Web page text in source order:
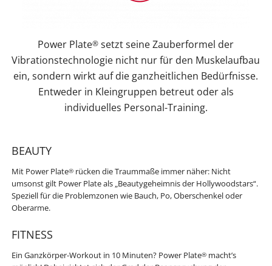
Power Plate® setzt seine Zauberformel der
Vibrationstechnologie nicht nur für den Muskelaufbau
ein, sondern wirkt auf die ganzheitlichen Bedürfnisse.
Entweder in Kleingruppen betreut oder als
individuelles Personal-Training.
BEAUTY
Mit Power Plate®rücken die Traummaße immer näher: Nicht
umsonst gilt Power Plate als „Beautygeheimnis der Hollywoodstars“.
Speziell für die Problemzonen wie Bauch, Po, Oberschenkel oder
Oberarme.
FITNESS
Ein Ganzkörper-Workout in 10 Minuten? Power Plate®macht’s